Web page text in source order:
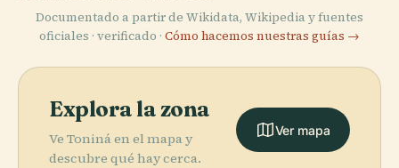
Documentado a partir de Wikidata, Wikipedia y fuentes
oficiales · verificado · Cómo hacemos nuestras guías →
Explora la zona
Ve Toniná en el mapa y
descubre qué hay cerca.
Ver mapa